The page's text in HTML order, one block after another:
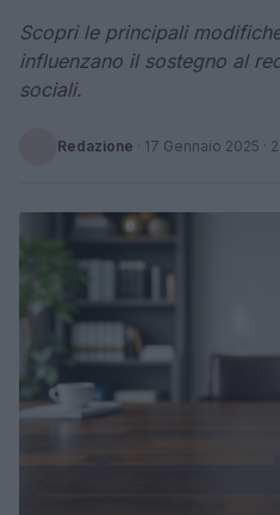
Scopri le principali
influenzano il sostegno al
sociali.
Redazione · 17 Gennaio 2025 ·